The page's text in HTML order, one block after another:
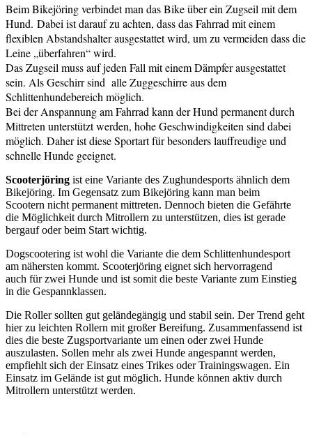
Beim Bikejöring verbindet man das Bike über ein Zugseil mit dem
Hund. Dabei ist darauf zu achten, dass das Fahrrad mit einem
flexiblen Abstandshalter ausgestattet wird, um zu vermeiden dass die
Leine „überfahren“ wird.
Das Zugseil muss auf jeden Fall mit einem Dämpfer ausgestattet
sein. Als Geschirr sind alle Zuggeschirre aus dem
Schlittenhundebereich möglich.
Bei der Anspannung am Fahrrad kann der Hund permanent durch
Mittreten unterstützt werden, hohe Geschwindigkeiten sind dabei
möglich. Daher ist diese Sportart für besonders lauffreudige und
schnelle Hunde geeignet.
Scooterjöring ist eine Variante des Zughundesports ähnlich dem
Bikejöring. Im Gegensatz zum Bikejöring kann man beim
Scootern nicht permanent mittreten. Dennoch bieten die Gefährte
die Möglichkeit durch Mitrollern zu unterstützen, dies ist gerade
bergauf oder beim Start wichtig.
Dogscootering ist wohl die Variante die dem Schlittenhundesport
am nähersten kommt. Scooterjöring eignet sich hervorragend
auch für zwei Hunde und ist somit die beste Variante zum Einstieg
in die Gespannklassen.
Die Roller sollten gut geländegängig und stabil sein. Der Trend geht
hier zu leichten Rollern mit großer Bereifung. Zusammenfassend ist
dies die beste Zugsportvariante um einen oder zwei Hunde
auszulasten. Sollen mehr als zwei Hunde angespannt werden,
empfiehlt sich der Einsatz eines Trikes oder Trainingswagen. Ein
Einsatz im Gelände ist gut möglich. Hunde können aktiv durch
Mitrollern unterstützt werden.